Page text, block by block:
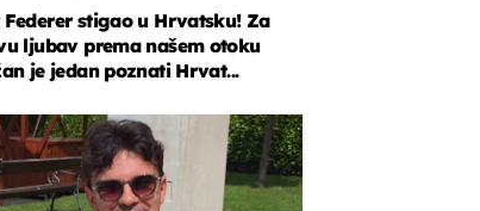
Federer stigao u Hrvatsku! Za
ljubav prema našem otoku
je jedan poznati Hrvat...